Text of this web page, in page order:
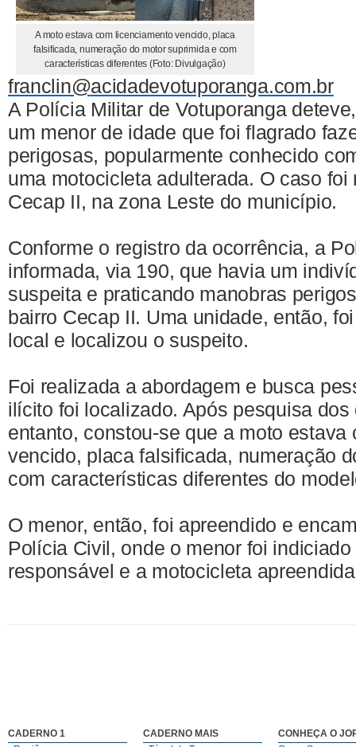
A moto estava com licenciamento vencido, placa
falsificada, numeração do motor suprimida e com
características diferentes (Foto: Divulgação)
franclin@acidadevotuporanga.com.br
A Polícia Militar de Votuporanga
um menor de idade que foi flagrado
perigosas, popularmente conhecido
uma motocicleta adulterada. O caso foi
Cecap II, na zona Leste do município.
Conforme o registro da ocorrência, a
informada, via 190, que havia um
suspeita e praticando manobras
bairro Cecap II. Uma unidade, então,
local e localizou o suspeito.
Foi realizada a abordagem e busca
ilícito foi localizado. Após pesquisa
entanto, constou-se que a moto estava
vencido, placa falsificada, numeração
com características diferentes do
O menor, então, foi apreendido e
Polícia Civil, onde o menor foi
responsável e a motocicleta
CADERNO 1
CADERNO MAIS
CONHEÇA O